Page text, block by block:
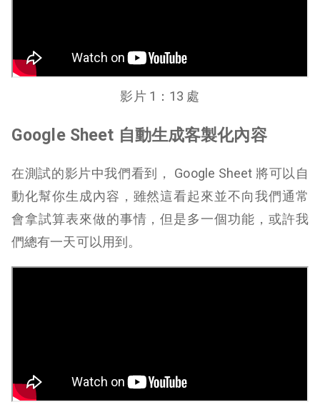
影片 1：13 處
Google Sheet 自動生成客製化內容
在測試的影片中我們看到， Google Sheet 將可以自
動化幫你生成內容，雖然這看起來並不向我們通常
會拿試算表來做的事情，但是多一個功能，或許我
們總有一天可以用到。